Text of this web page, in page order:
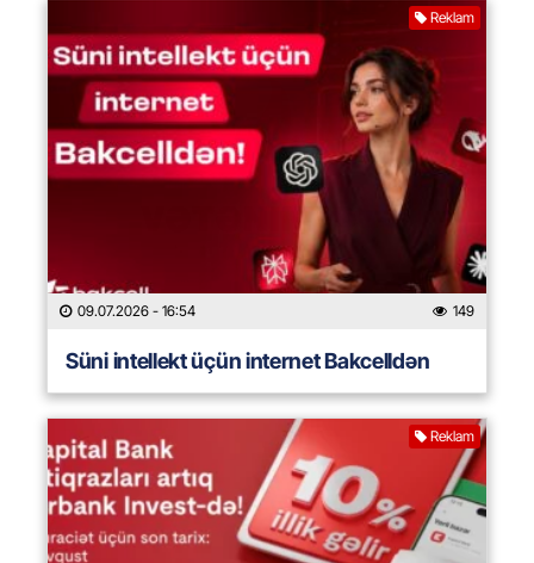
Reklam
09.07.2026 - 16:54 149
Süni intellekt üçün internet Bakcelldən
Reklam